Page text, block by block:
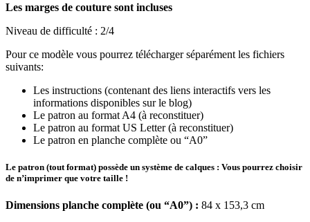
Les marges de couture sont incluses
Niveau de difficulté : 2/4
Pour ce modèle vous pourrez télécharger séparément les fichiers
suivants:
Les instructions (contenant des liens interactifs vers les
informations disponibles sur le blog)
Le patron au format A4 (à reconstituer)
Le patron au format US Letter (à reconstituer)
Le patron en planche complète ou “A0”
Le patron (tout format) possède un système de calques : Vous pourrez choisir
de n’imprimer que votre taille !
Dimensions planche complète (ou “A0”) : 84 x 153,3 cm